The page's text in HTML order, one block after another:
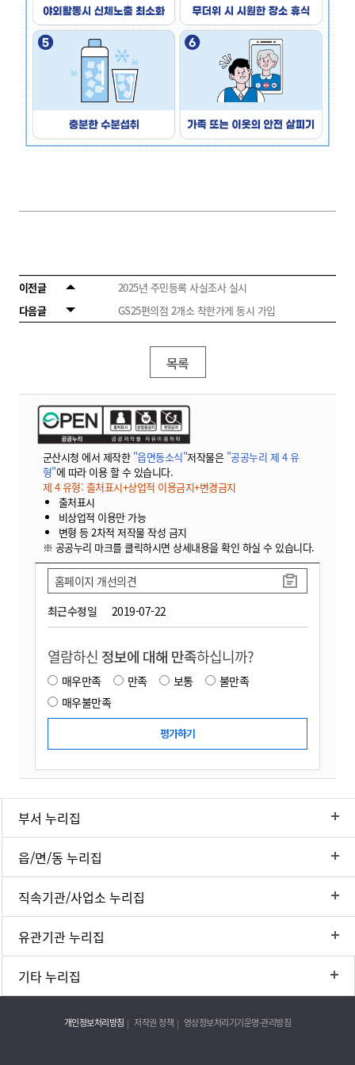
이전글
2025년 주민등록 사실조사 실시
다음글
GS25편의점 2개소 착한가게 동시 가입
목록
군산시청 에서 제작한 "읍면동소식"저작물은 "공공누리 제 4 유
형"에 따라 이용 할 수 있습니다.
제 4 유형: 출처표시+상업적 이용금지+변경금지
출처표시
비상업적 이용만 가능
변형 등 2차적 저작물 작성 금지
※ 공공누리 마크를 클릭하시면 상세내용을 확인 하실 수 있습니다.
최근수정일 2019-07-22
홈페이지 개선의견
열람하신 정보에 대해 만족하십니까?
매우만족 만족 보통
불만족
매우불만족
부서 누리집
읍/면/동 누리집
직속기관/사업소 누리집
유관기관 누리집
기타 누리집
개인정보처리방침 저작권 정책 영상정보처리기기운영·관리방침